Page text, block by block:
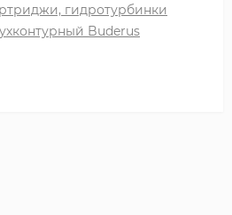
гидротурбинки
Buderus